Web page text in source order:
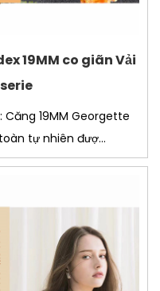
19MM co giãn Vải
Căng 19MM Georgette
tự nhiên đượ...